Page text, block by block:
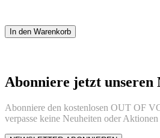
In den Warenkorb
Abonniere jetzt unseren
Abonniere den kostenlosen OUT OF
verpasse keine Neuheiten oder